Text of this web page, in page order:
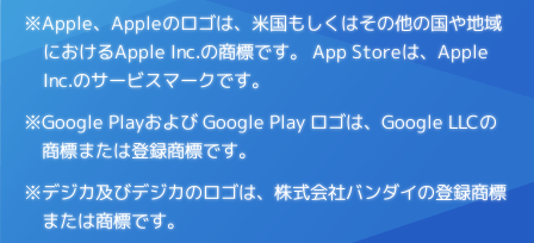
※Apple、Appleのロゴは、米国もしくはその他の国や地域
におけるApple Inc.の商標です。 App Storeは、Apple
Inc.のサービスマークです。
※Google Playおよび Google Play ロゴは、Google LLCの
商標または登録商標です。
※デジカ及びデジカのロゴは、株式会社バンダイの登録商標
または商標です。